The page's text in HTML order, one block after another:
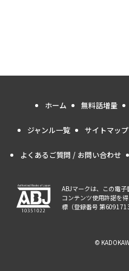
ホーム 無料話増量
ジャンル一覧 サイトマップ
よくあるご質問 / お問い合わせ
ABJマークは、この電
コンテンツ使用許諾を
標（登録番号 第
©